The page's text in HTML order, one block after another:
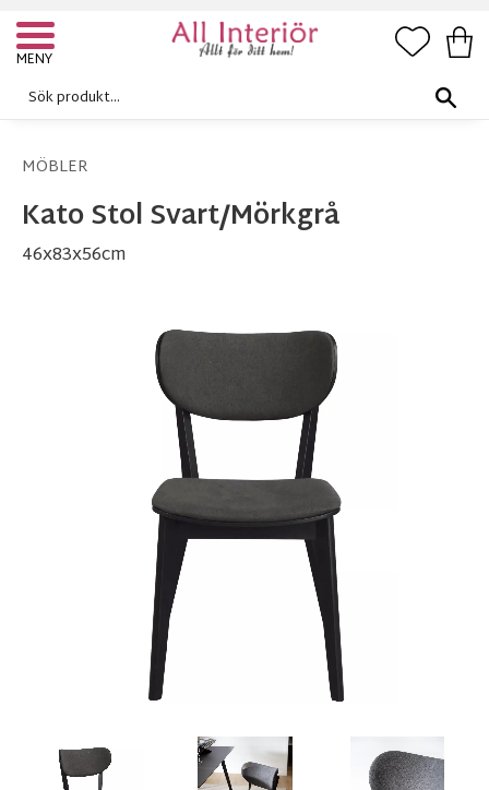
Meny
MÖBLER
Kato Stol Svart/Mörkgrå
46x83x56cm